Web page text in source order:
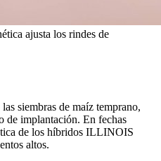
ajusta los rindes de
siembras de maíz temprano,
de implantación. En fechas
de los híbridos ILLINOIS
altos.